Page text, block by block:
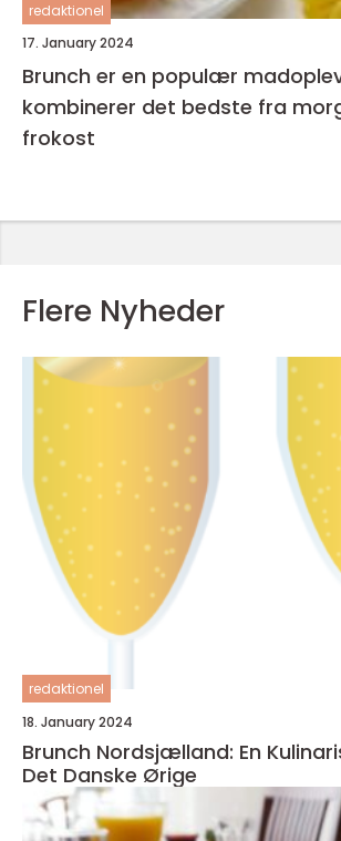
redaktionel
17. January 2024
Brunch er en populær
kombinerer det bedste fra
frokost
Flere Nyheder
redaktionel
18. January 2024
Brunch Nordsjælland: En
Det Danske Ørige